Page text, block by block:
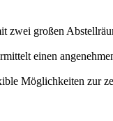
zwei großen
einen
Möglichkeiten zur